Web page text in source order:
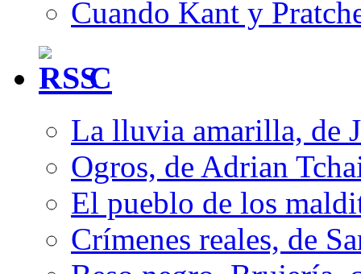
Cuando Kant y
C
La lluvia amarilla, de
Ogros, de Adrian
El pueblo de los
Crímenes reales, de